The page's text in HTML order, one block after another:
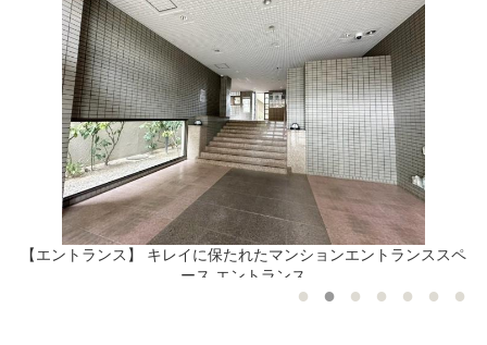
【エントランス】 キレイに保たれたマンションエントランススペ
ース エントランス